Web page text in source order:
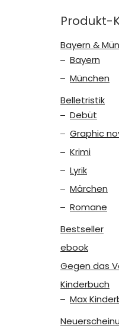
Produkt-
Bayern &
Bayern
München
Belletristik
Debüt
Graphic
Krimi
Lyrik
Märchen
Romane
Bestseller
ebook
Gegen das
Kinderbuch
Max